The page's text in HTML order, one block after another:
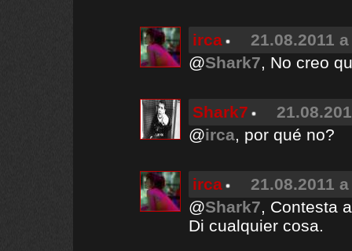
irca
21.08.2011
@Shark7, No creo
Shark7
@irca, por qué no?
irca
21.08.2011
@Shark7, Contesta
Di cualquier cosa.